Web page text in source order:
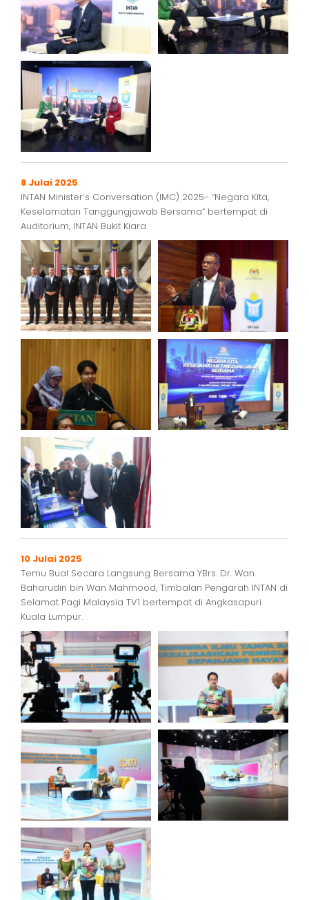
8 Julai 2025
INTAN Minister’s Conversation (IMC) 2025- “Negara Kita,
Keselamatan Tanggungjawab Bersama” bertempat di
Auditorium, INTAN Bukit Kiara
10 Julai 2025
Temu Bual Secara Langsung Bersama YBrs. Dr. Wan
Baharudin bin Wan Mahmood, Timbalan Pengarah INTAN di
Selamat Pagi Malaysia TV1 bertempat di Angkasapuri
Kuala Lumpur.